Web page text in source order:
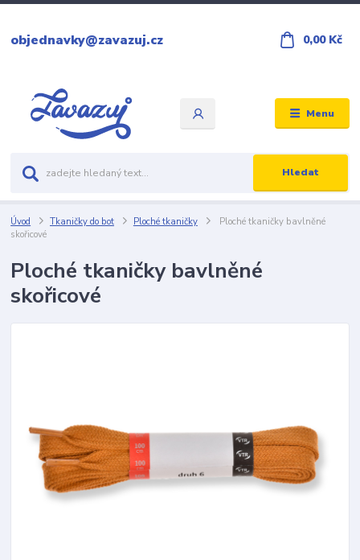
Menu
Hledat
objednavky@zavazuj.cz 0,00 Kč
Úvod Tkaničky do bot Ploché tkaničky
Ploché tkaničky bavlněné
skořicové
Ploché tkaničky bavlněné
skořicové